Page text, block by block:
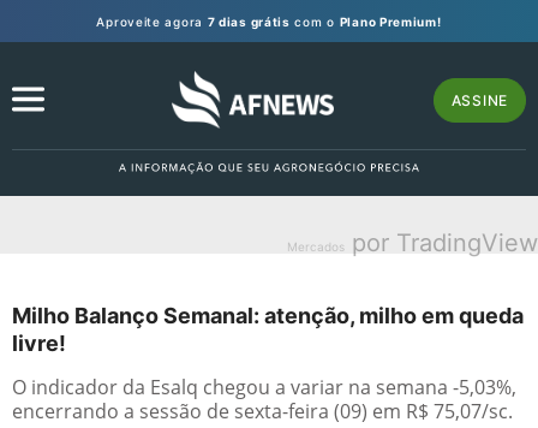
Aproveite agora 7 dias grátis com o Plano Premium!
ASSINE
Mercados por TradingView
Milho Balanço Semanal: atenção, milho em queda
livre!
O indicador da Esalq chegou a variar na semana -5,03%,
encerrando a sessão de sexta-feira (09) em R$ 75,07/sc.